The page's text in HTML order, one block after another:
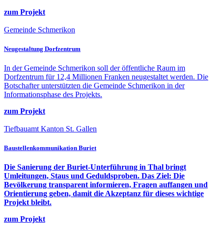
zum Projekt
Gemeinde Schmerikon
Neugestaltung Dorfzentrum
In der Gemeinde Schmerikon soll der öffentliche Raum im
Dorfzentrum für 12,4 Millionen Franken neugestaltet werden. Die
Botschafter unterstützten die Gemeinde Schmerikon in der
Informationsphase des Projekts.
zum Projekt
Tiefbauamt Kanton St. Gallen
Baustellenkommunikation Buriet
Die Sanierung der Buriet-Unterführung in Thal bringt
Umleitungen, Staus und Geduldsproben. Das Ziel: Die
Bevölkerung transparent informieren, Fragen auffangen und
Orientierung geben, damit die Akzeptanz für dieses wichtige
Projekt bleibt.
zum Projekt